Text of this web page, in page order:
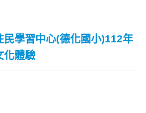
民學習中心(德化國小)112年
化體驗